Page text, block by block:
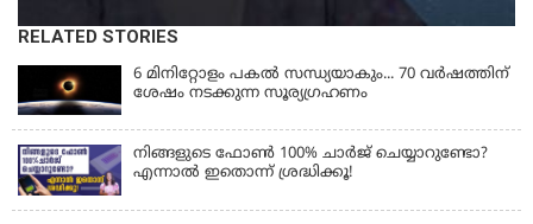
RELATED STORIES
6 മിനിറ്റോളം പകൽ സന്ധ്യയാകും... 70 വർഷത്തിന്
ശേഷം നടക്കുന്ന സൂര്യഗ്രഹണം
നിങ്ങളുടെ ഫോൺ 100% ചാർജ് ചെയ്യാറുണ്ടോ?
എന്നാൽ ഇതൊന്ന് ശ്രദ്ധിക്കൂ!